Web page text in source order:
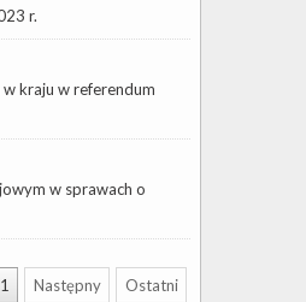
r.
kraju w referendum
w sprawach o
1 Następny Ostatni